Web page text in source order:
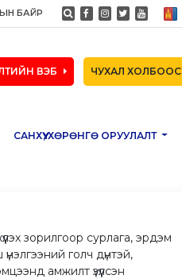
БАЙР
ВЭБ ЧУХАЛ ХОЛБООС
САНХҮҮ, ХӨРӨНГӨ ОРУУЛАЛТ
зорилгоор сурлага, эрдэм
голч дүнтэй,
амжилт үзүүлсэн